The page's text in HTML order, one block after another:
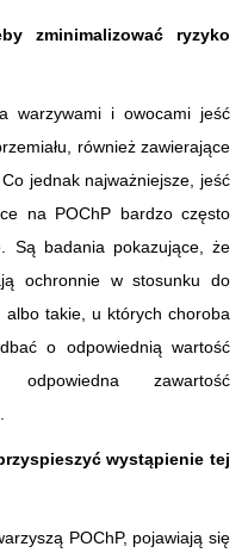
zminimalizować ryzyko
warzywami i owocami jeść
również zawierające
jednak najważniejsze, jeść
na POChP bardzo często
Są badania pokazujące, że
ochronnie w stosunku do
albo takie, u których choroba
o odpowiednią wartość
zawartość
wystąpienie tej
POChP, pojawiają się